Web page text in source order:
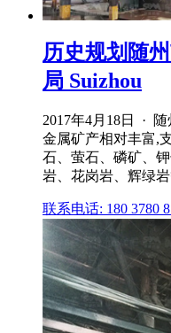
历史规划随
局 Suizhou
2017年4月18日 ·
金属矿产相对丰富,
石、萤石、磷矿、
岩、花岗岩、辉绿
联系电话: 180 3780